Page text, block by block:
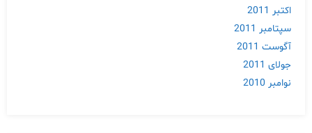
اکتبر 2011
سپتامبر 2011
آگوست 2011
جولای 2011
نوامبر 2010